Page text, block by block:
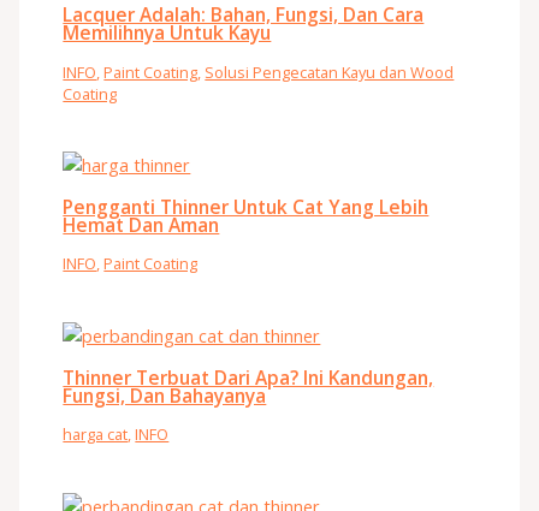
Lacquer Adalah: Bahan, Fungsi, Dan Cara
Memilihnya Untuk Kayu
INFO,Paint Coating, Solusi Pengecatan Kayu dan Wood
Coating
Pengganti Thinner Untuk Cat Yang Lebih
Hemat Dan Aman
INFO,Paint Coating
Thinner Terbuat Dari Apa? Ini Kandungan,
Fungsi, Dan Bahayanya
harga cat,INFO